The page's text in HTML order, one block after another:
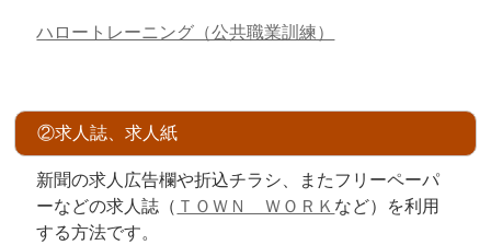
ハロートレーニング（公共職業訓練）
②求人誌、求人紙
新聞の求人広告欄や折込チラシ、またフリーペーパ
ーなどの求人誌（ ＴＯＷＮ ＷＯＲＫ など）を利用
する方法です。